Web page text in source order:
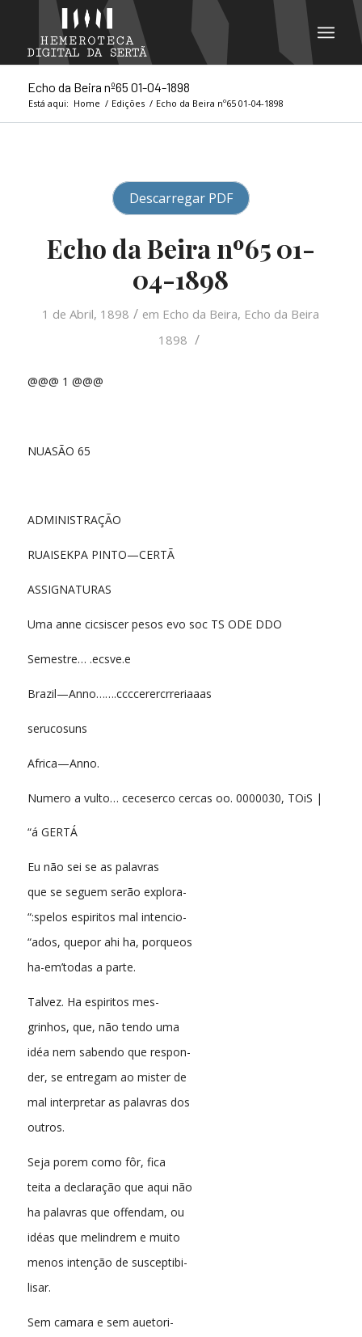
Echo da Beira nº65 01-04-1898
Está aqui: Home / Edições / Echo da Beira nº65 01-04-1898
Descarregar PDF
Echo da Beira nº65 01-
04-1898
1 de Abril, 1898 / em Echo da Beira, Echo da Beira
1898 /
@@@ 1 @@@
NUASÃO 65
ADMINISTRAÇÃO
RUAISEKPA PINTO—CERTÃ
ASSIGNATURAS
Uma anne cicsiscer pesos evo soc TS ODE DDO
Semestre… .ecsve.e
Brazil—Anno…….ccccerercrreriaaas
serucosuns
Africa—Anno.
Numero a vulto… ceceserco cercas oo. 0000030, TOiS |
“á GERTÁ
Eu não sei se as palavras
que se seguem serão explora-
“:spelos espiritos mal intencio-
“ados, quepor ahi ha, porqueos
ha-em’todas a parte.
Talvez. Ha espiritos mes-
grinhos, que, não tendo uma
idéa nem sabendo que respon-
der, se entregam ao mister de
mal interpretar as palavras dos
outros.
Seja porem como fôr, fica
teita a declaração que aqui não
ha palavras que offendam, ou
idéas que melindrem e muito
menos intenção de susceptibi-
lisar.
Sem camara e sem auetori-